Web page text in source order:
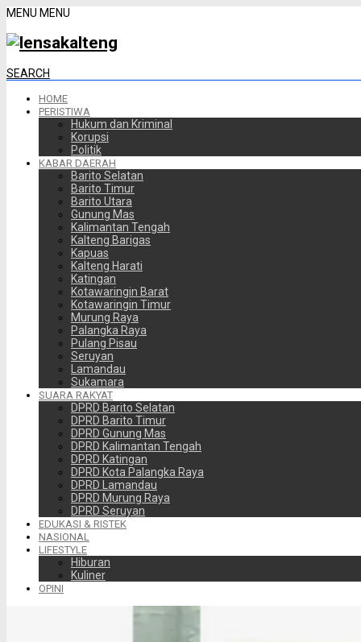
MENU MENU
SEARCH
HOME
PERISTIWA
Hukum dan Kriminal
Korupsi
Politik
KABAR DAERAH
Barito Selatan
Barito Timur
Barito Utara
Gunung Mas
Kalimantan Tengah
Kalteng Barigas
Kapuas
Kalteng Harati
Katingan
Kotawaringin Barat
Kotawaringin Timur
Murung Raya
Palangka Raya
Pulang Pisau
Seruyan
Lamandau
Sukamara
SUARA RAKYAT
DPRD Barito Selatan
DPRD Barito Timur
DPRD Gunung Mas
DPRD Kalimantan Tengah
DPRD Katingan
DPRD Kota Palangka Raya
DPRD Lamandau
DPRD Murung Raya
DPRD Seruyan
EDUKASI & RISTEK
NASIONAL
LIFESTYLE
Hiburan
Kuliner
OPINI